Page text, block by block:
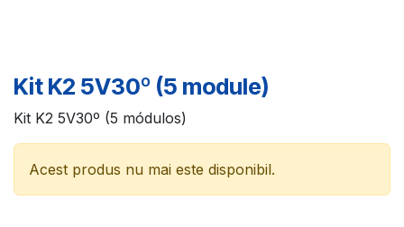
Kit K2 5V30º (5 module)
Kit K2 5V30º (5 módulos)
Acest produs nu mai este disponibil.